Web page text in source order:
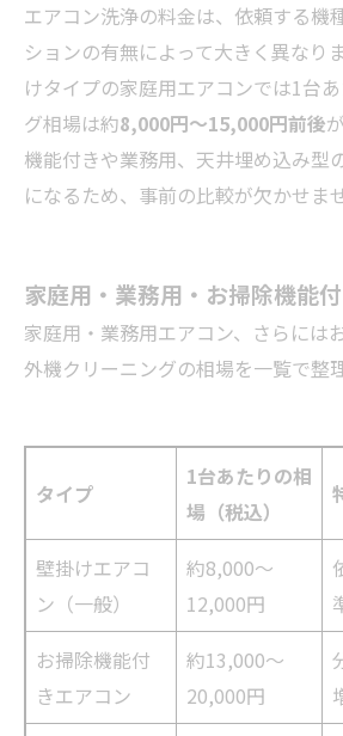
エアコン洗浄の料金は、依頼する機
ションの有無によって大きく異なり
けタイプの家庭用エアコンでは1台
グ相場は約8,000円〜15,000円前後
機能付きや業務用、天井埋め込み型
になるため、事前の比較が欠かせま
家庭用・業務用・お掃除機能
家庭用・業務用エアコン、さらには
外機クリーニングの相場を一覧で整
タイプ
1台あたりの相
場（税込）
壁掛けエアコ
ン（一般）
約8,000〜
12,000円
お掃除機能付
きエアコン
約13,000〜
20,000円